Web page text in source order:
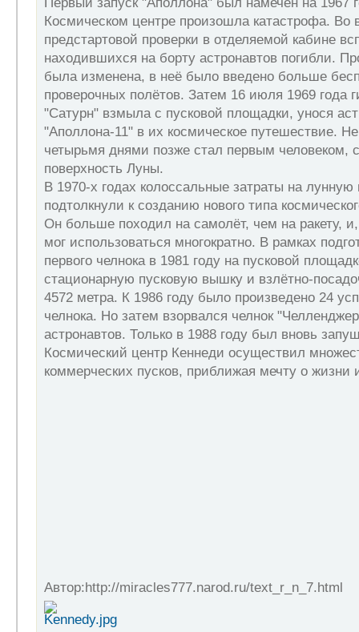
Космическом центре произошла катастрофа. Во
предстартовой проверки в отделяемой кабине
находившихся на борту астронавтов погибли.
была изменена, в неё было введено больше
проверочных полётов. Затем 16 июля 1969 года
"Сатурн" взмыла с пусковой площадки, унося
"Аполлона-11" в их космическое путешествие.
четырьмя днями позже стал первым человеком,
поверхность Луны.
В 1970-х годах колоссальные затраты на
подтолкнули к созданию нового типа
Он больше походил на самолёт, чем на ракету,
мог использоваться многократно. В рамках
первого челнока в 1981 году на пусковой
стационарную пусковую вышку и взлётно-
4572 метра. К 1986 году было произведено 24
челнока. Но затем взорвался челнок
астронавтов. Только в 1988 году был вновь
Космический центр Кеннеди осуществил
коммерческих пусков, приближая мечту о жизни
Автор:http://miracles777.narod.ru/text_r_n_7.html